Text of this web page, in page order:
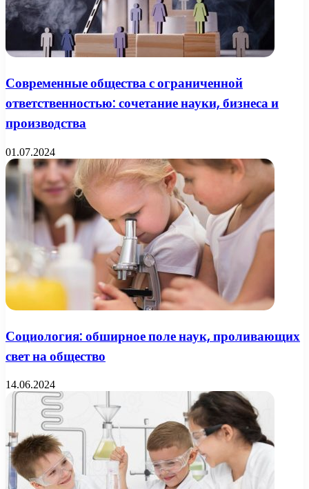
Современные общества с ограниченной
ответственностью: сочетание науки, бизнеса и
производства
01.07.2024
Социология: обширное поле наук, проливающих
свет на общество
14.06.2024